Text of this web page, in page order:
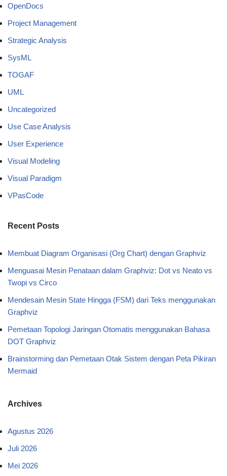
OpenDocs
Project Management
Strategic Analysis
SysML
TOGAF
UML
Uncategorized
Use Case Analysis
User Experience
Visual Modeling
Visual Paradigm
VPasCode
Recent Posts
Membuat Diagram Organisasi (Org Chart) dengan Graphviz
Menguasai Mesin Penataan dalam Graphviz: Dot vs Neato vs
Twopi vs Circo
Mendesain Mesin State Hingga (FSM) dari Teks menggunakan
Graphviz
Pemetaan Topologi Jaringan Otomatis menggunakan Bahasa
DOT Graphviz
Brainstorming dan Pemetaan Otak Sistem dengan Peta Pikiran
Mermaid
Archives
Agustus 2026
Juli 2026
Mei 2026